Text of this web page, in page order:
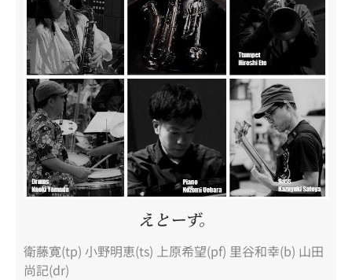
えとーず。
衛藤寛(tp) 小野明恵(ts) 上原希望(pf) 里谷和幸(b) 山田
尚記(dr)